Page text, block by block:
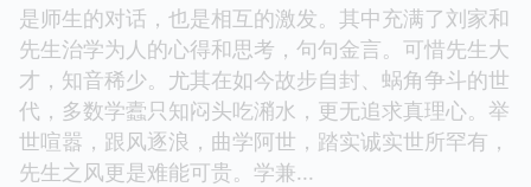
是师生的对话，也是相互的激发。其中充满了刘家和
先生治学为人的心得和思考，句句金言。可惜先生大
才，知音稀少。尤其在如今故步自封、蜗角争斗的世
代，多数学蠹只知闷头吃潲水，更无追求真理心。举
世喧嚣，跟风逐浪，曲学阿世，踏实诚实世所罕有，
先生之风更是难能可贵。学兼...